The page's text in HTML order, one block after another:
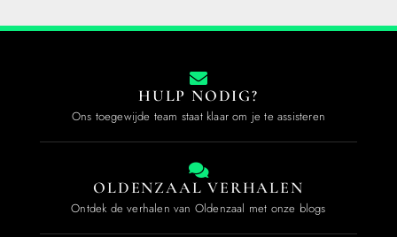
HULP NODIG?
Ons toegewijde team staat klaar om je te assisteren
OLDENZAAL VERHALEN
Ontdek de verhalen van Oldenzaal met onze blogs